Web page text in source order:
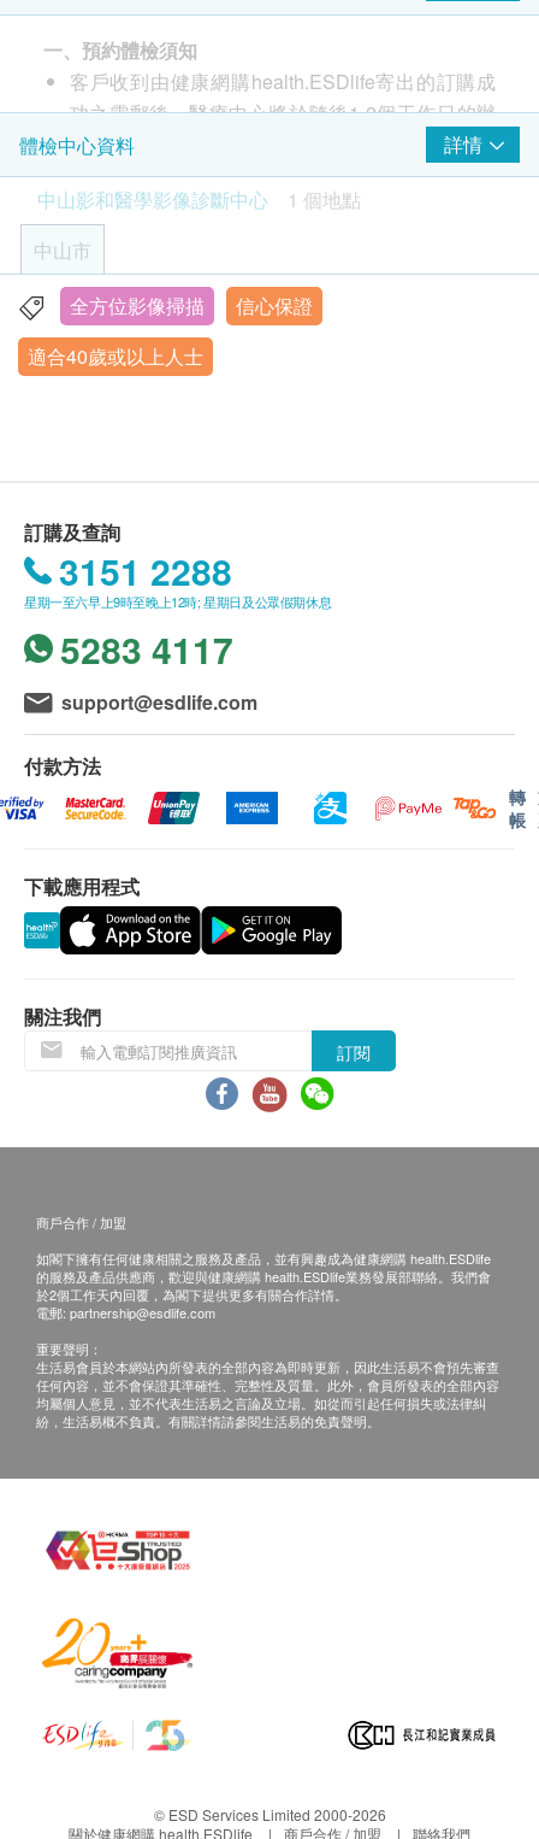
乳腺（雙側）超聲波 - 只限女士
盆腔 (子宮, 卵巢及膀胱) 超聲波 - 只限女士
泌尿系統（雙腎、輸尿管、膀胱、前列腺）超聲波- 只
頸動脈超聲波
心臟超聲波
癌症指標
甲種胎蛋白 (肝癌)
癌胚抗原 (腸癌)
癌抗原 19.9 (胰臟)
血清鐵蛋白
心臟檢查
十二導聯心電圖
心腦血管疾病 重點項目
動脈粥樣硬化
電腦掃描
低劑量胸部CT平掃
超精冠狀動脈成像CTA
磁力共振 重點項目
顱腦MR平掃
顱腦血管造影MRA（3DTOF+3DMX黑血高分辨）
心腦血管檢查
超敏感丙種反應蛋白
肌酸激酶
2 基本項目
基本健康評估
身高
體重
血壓
體質指標
三酸甘油脂
高密度脂蛋白膽固醇
糖尿
糖化血紅蛋白
谷草轉氨酵素
一、預約體檢須知
客戶收到由健康網購health.ESDlife寄出的訂購成
功之電郵後，醫療中心將於隨後1-2個工作日的辦
公時間內，致電客戶預約身體檢查的時間及地點。
客戶亦可至少提前3個工作日聯絡醫療中心進行預
約（微信/WhatsApp：+852 92974697）。
客戶至現場後，醫療中心工作人員會核對客戶的姓
名、出生年月日、手機號及健康網購
health.ESDlife訂購成功之電郵。
訂單如需改期，請至少提前3個工作日聯絡醫療中
心（微信/WhatsApp：+852 92974697）。
中心可安排醫護人員陪同提供翻譯服務。
如果商戶頁面與體檢計劃頁面的繁體中文、簡體中
文、英文三個版本有任何抵觸或不相符之處，應以
簡體中文版本為準。
二、體檢報告領取和講解
擇以下途徑查看體檢報告：
1. 體檢報告完成後，醫療中心會發送提醒訊息提醒
客戶查看報告 。
2. 預留郵寄地址，醫療中心會在報告完成後郵寄，
郵費到付（可送到港澳地區）。
以下渠道：
1. 電話講解：需至少提前3個工作日預約具體時間
（微信/WhatsApp：+852 92974697），醫生會按
2. 當面講解：需至少提前3個工作日預約具體時間
（微信/WhatsApp：+852 92974697），體檢客戶
在約定時間到醫療中心聼醫生當面講解。醫療中心
地址為：中山市火炬開發區中山六路88號火炬大數
據中心3棟1-3層
後決定權。
1. 所有健康檢查/服務並非作為醫務診斷或治療用途。
認可資格的醫生，作出診斷及治療。
2. 本服務/產品由商戶提供。生活易【健康網購
health.ESDlife】並沒有經營或提供本服務/產品。有
向提供服務之體檢中心或商戶提出。
體檢中心資料
詳情
中山影和醫學影像診斷中心
1 個地點
中山市
中山市火炬開發區中山六路88號火炬大數據中心3棟1-3層
星期一至日︰8:00a.m. – 5:00p.m.
全方位影像掃描
信心保證
適合40歲或以上人士
訂購及查詢
3151 2288
星期一至六早上9時至晚上12時; 星期日及公眾假期休息
5283 4117
support@esdlife.com
付款方法
轉
帳
下載應用程式
關注我們
訂閱
商戶合作 / 加盟
如閣下擁有任何健康相關之服務及產品，並有興趣成為健康網購 health.ESDlife
的服務及產品供應商，歡迎與健康網購 health.ESDlife業務發展部聯絡。我們會
於2個工作天內回覆，為閣下提供更多有關合作詳情。
電郵: partnership@esdlife.com
重要聲明：
生活易會員於本網站內所發表的全部內容為即時更新，因此生活易不會預先審查
任何內容，並不會保證其準確性、完整性及質量。此外，會員所發表的全部內容
均屬個人意見，並不代表生活易之言論及立場。如從而引起任何損失或法律糾
紛，生活易概不負責。有關詳情請參閱生活易的免責聲明。
© ESD Services Limited 2000-2026
關於健康網購 health.ESDlife
商戶合作 / 加盟 聯絡我們